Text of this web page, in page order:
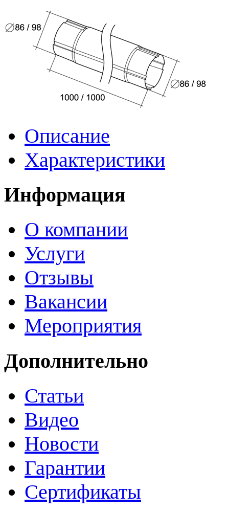
Описание
Характеристики
Информация
О компании
Услуги
Отзывы
Вакансии
Мероприятия
Дополнительно
Статьи
Видео
Новости
Гарантии
Сертификаты